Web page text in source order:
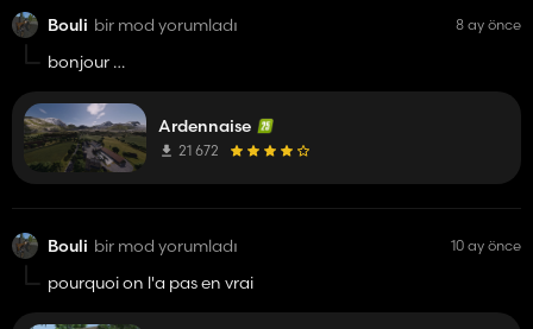
Bouli bir mod yorumladı 8 ay önce
bonjour
question idiote
c'est quoi GG ? sil vous plais
Ardennaise
21 672
Bouli bir mod yorumladı 10 ay önce
pourquoi on l'a pas en vrai